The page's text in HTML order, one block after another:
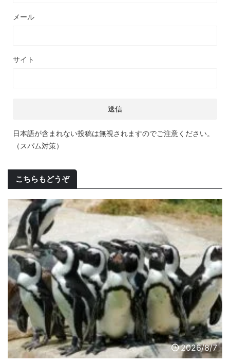
メール
サイト
日本語が含まれない投稿は無視されますのでご注意ください。
（スパム対策）
こちらもどうぞ
2026/8/7